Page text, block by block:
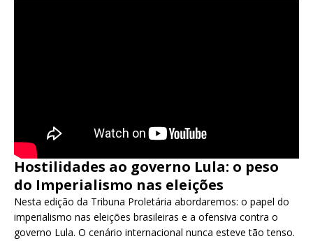
Hostilidades ao governo Lula: o peso
do Imperialismo nas eleições
Nesta edição da Tribuna Proletária abordaremos: o papel do
imperialismo nas eleições brasileiras e a ofensiva contra o
governo Lula. O cenário internacional nunca esteve tão tenso.